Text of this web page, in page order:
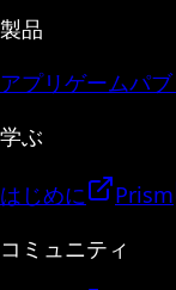
製品
アプリゲームパ
学ぶ
はじめに Prism
コミュニティ